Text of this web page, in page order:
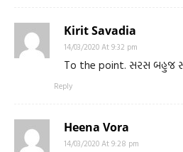
Kirit Savadia
14/03/2020 At 9:32 pm
To the point. સરસ બહુજ
Reply
Heena Vora
14/03/2020 At 9:28 pm